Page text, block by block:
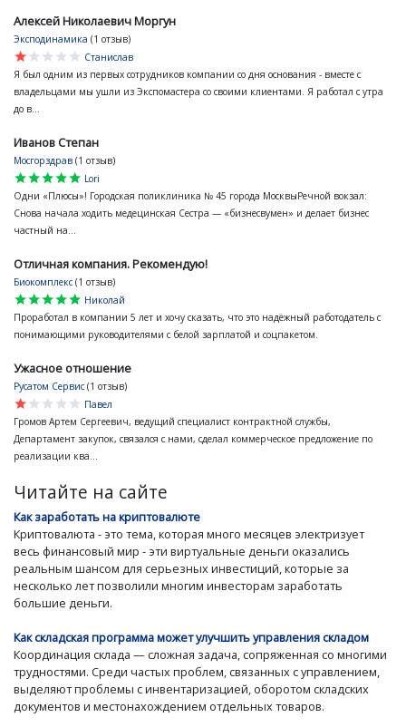
Алексей Николаевич Моргун
Эксподинамика (1 отзыв)
star
star
star
star
star
Станислав
Я был одним из первых сотрудников компании со дня основания - вместе с
владельцами мы ушли из Экспомастера со своими клиентами. Я работал с утра
до в...
Иванов Степан
Мосгорздрав (1 отзыв)
star
star
star
star
star
Lori
Одни «Плюсы»! Городская поликлиника № 45 города МосквыРечной вокзал:
Снова начала ходить медецинская Сестра — «бизнесвумен» и делает бизнес
частный на...
Отличная компания. Рекомендую!
Биокомплекс (1 отзыв)
star
star
star
star
star
Николай
Проработал в компании 5 лет и хочу сказать, что это надёжный работодатель с
понимающими руководителями с белой зарплатой и соцпакетом.
Ужасное отношение
Русатом Сервис (1 отзыв)
star
star
star
star
star
Павел
Громов Артем Сергеевич, ведущий специалист контрактной службы,
Департамент закупок, связался с нами, сделал коммерческое предложение по
реализации ква...
Читайте на сайте
Как заработать на криптовалюте
Криптовалюта - это тема, которая много месяцев электризует
весь финансовый мир - эти виртуальные деньги оказались
реальным шансом для серьезных инвестиций, которые за
несколько лет позволили многим инвесторам заработать
большие деньги.
Как складская программа может улучшить управления складом
Координация склада — сложная задача, сопряженная со многими
трудностями. Среди частых проблем, связанных с управлением,
выделяют проблемы с инвентаризацией, оборотом складских
документов и местонахождением отдельных товаров.